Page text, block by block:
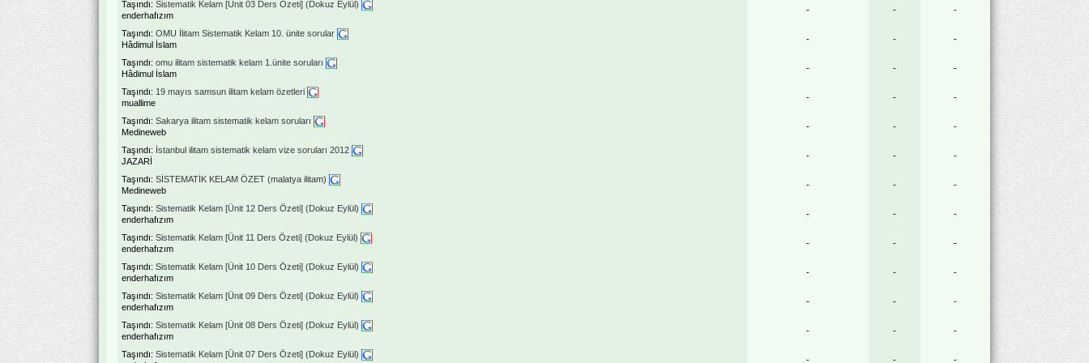
Taşındı: Sistematik Kelam [Ünit 03 Ders Özeti] (Dokuz Eylül)
enderhafızım
- - -
Taşındı: OMU İlitam Sistematik Kelam 10. ünite sorular
Hâdimul İslam
- - -
Taşındı: omu ilitam sistematik kelam 1.ünite soruları
Hâdimul İslam
- - -
Taşındı: 19 mayıs samsun ilitam kelam özetleri
muallime
- - -
Taşındı: Sakarya ilitam sistematik kelam soruları
Medineweb
- - -
Taşındı: İstanbul ilitam sistematik kelam vize soruları 2012
JAZARİ
- - -
Taşındı: SİSTEMATİK KELAM ÖZET (malatya ilitam)
Medineweb
- - -
Taşındı: Sistematik Kelam [Ünit 12 Ders Özeti] (Dokuz Eylül)
enderhafızım
- - -
Taşındı: Sistematik Kelam [Ünit 11 Ders Özeti] (Dokuz Eylül)
enderhafızım
- - -
Taşındı: Sistematik Kelam [Ünit 10 Ders Özeti] (Dokuz Eylül)
enderhafızım
- - -
Taşındı: Sistematik Kelam [Ünit 09 Ders Özeti] (Dokuz Eylül)
enderhafızım
- - -
Taşındı: Sistematik Kelam [Ünit 08 Ders Özeti] (Dokuz Eylül)
enderhafızım
- - -
Taşındı: Sistematik Kelam [Ünit 07 Ders Özeti] (Dokuz Eylül)
- - -